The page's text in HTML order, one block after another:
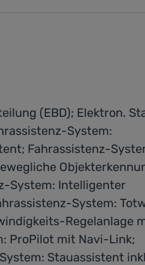
(EBD); Elektron.
System:
Fahrassistenz-
System: Intelligenter
System:
Regelanlage
ProPilot mit Navi-Link;
Stauassistent